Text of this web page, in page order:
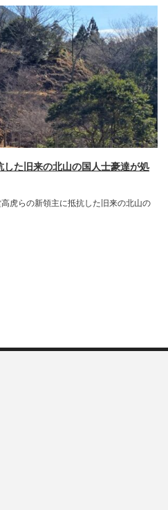
た旧来の北山の国人士豪達が処
虎らの新領主に抵抗した旧来の北山の